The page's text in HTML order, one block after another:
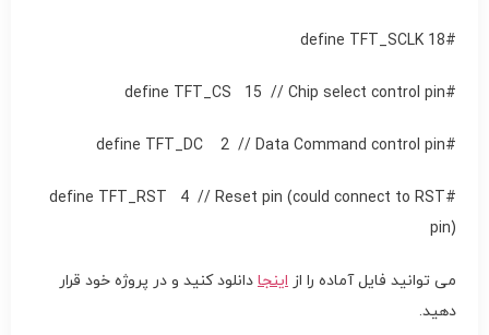
#define TFT_SCLK 18
#define TFT_CS 15 // Chip select control pin
#define TFT_DC 2 // Data Command control pin
#define TFT_RST 4 // Reset pin (could connect to RST
pin)
می توانید فایل آماده را از اینجا دانلود کنید و در پروژه خود قرار
دهید.